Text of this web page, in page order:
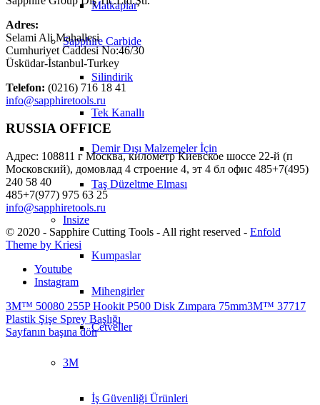
Matkaplar
Sapphire Carbide
Silindirik
Tek Kanallı
Demir Dışı Malzemeler İçin
Taş Düzeltme Elması
Insize
Kumpaslar
Mihengirler
Cetveller
3M
İş Güvenliği Ürünleri
Adres:
Selami Ali Mahallesi
Cumhuriyet Caddesi No:46/30
Üsküdar-İstanbul-Turkey
Telefon: (0216) 716 18 41
info@sapphiretools.ru
RUSSIA OFFICE
Адрес: 108811 г Москва, километр Киевское шоссе 22-й (п
Московский), домовлад 4 строение 4, эт 4 бл офис 485+7(495)
240 58 40
485+7(977) 975 63 25
info@sapphiretools.ru
© 2020 - Sapphire Cutting Tools - All right reserved - Enfold
Theme by Kriesi
Youtube
Instagram
3M™ 50080 255P Hookit P500 Disk Zımpara 75mm3M™ 37717
Plastik Şişe Sprey Başlığı
Sayfanın başına dön